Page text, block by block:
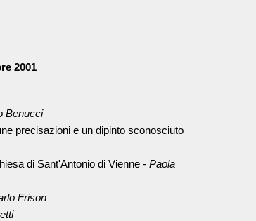
2001
Benucci
precisazioni e un dipinto sconosciuto
di Sant'Antonio di Vienne - Paola
Frison